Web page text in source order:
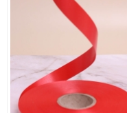
Количество в коробке
Единица измерения
Размер
ЦветНоменклатуры